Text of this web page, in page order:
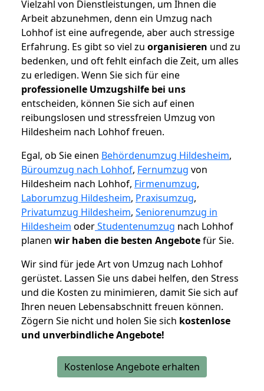
Vielzahl von Dienstleistungen, um Ihnen die
Arbeit abzunehmen, denn ein Umzug nach
Lohhof ist eine aufregende, aber auch stressige
Erfahrung. Es gibt so viel zu organisieren und zu
bedenken, und oft fehlt einfach die Zeit, um alles
zu erledigen. Wenn Sie sich für eine
professionelle Umzugshilfe bei uns
entscheiden, können Sie sich auf einen
reibungslosen und stressfreien Umzug von
Hildesheim nach Lohhof freuen.
Egal, ob Sie einen Behördenumzug Hildesheim,
Büroumzug nach Lohhof, Fernumzug von
Hildesheim nach Lohhof, Firmenumzug,
Laborumzug Hildesheim, Praxisumzug,
Privatumzug Hildesheim, Seniorenumzug in
Hildesheim oderStudentenumzug nach Lohhof
planen wir haben die besten Angebotefür Sie.
Wir sind für jede Art von Umzug nach Lohhof
gerüstet. Lassen Sie uns dabei helfen, den Stress
und die Kosten zu minimieren, damit Sie sich auf
Ihren neuen Lebensabschnitt freuen können.
Zögern Sie nicht und holen Sie sich kostenlose
und unverbindliche Angebote!
Kostenlose Angebote erhalten